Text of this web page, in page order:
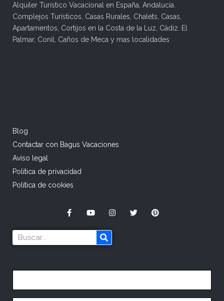
Alquiler Turístico Vacacional en España, Andalucía.
Complejos Turísticos, Casas Rurales, Chalets, Casas,
Apartamentos, Cortijos en la Costa de la Luz, Cádiz. El
Palmar, Conil, Caños de Meca y mas localidades
Blog
Contactar con Bagus Vacaciones
Aviso legal
Política de privacidad
Política de cookies